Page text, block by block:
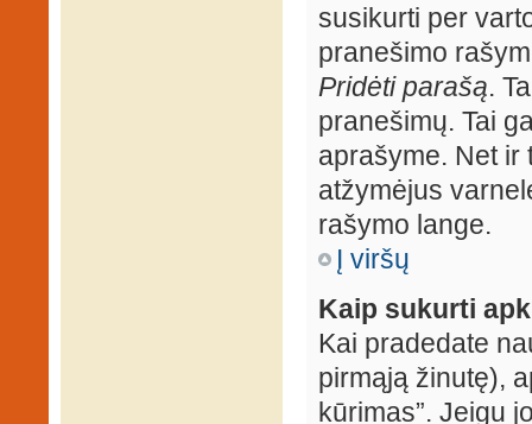
susikurti per
pranešimo
Pridėti parašą.
pranešimų. Tai
aprašyme. Net ir
atžymėjus
rašymo lange.
Į viršų
Kaip sukurti
Kai pradedate
pirmąją žinutę),
kūrimas”. Jeigu